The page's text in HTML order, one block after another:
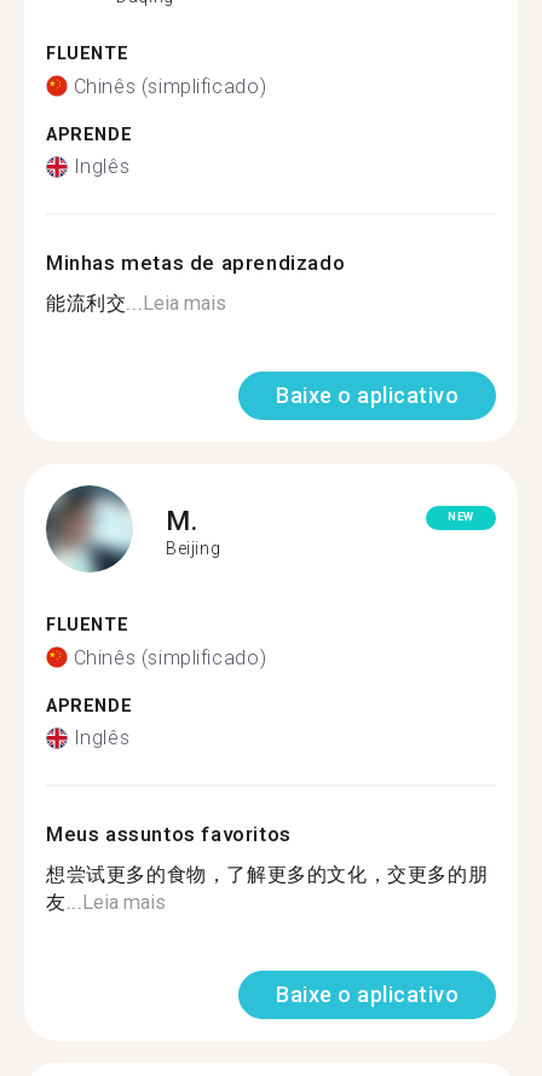
FLUENTE
Chinês (simplificado)
APRENDE
Inglês
Minhas metas de aprendizado
能流利交...Leia mais
Baixe o aplicativo
M.
Beijing
NEW
FLUENTE
Chinês (simplificado)
APRENDE
Inglês
Meus assuntos favoritos
想尝试更多的食物，了解更多的文化，交更多的朋
友...Leia mais
Baixe o aplicativo